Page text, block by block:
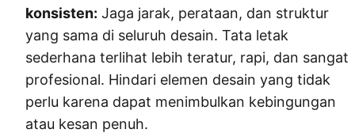
konsisten: Jaga jarak, perataan, dan struktur
yang sama di seluruh desain. Tata letak
sederhana terlihat lebih teratur, rapi, dan sangat
profesional. Hindari elemen desain yang tidak
perlu karena dapat menimbulkan kebingungan
atau kesan penuh.